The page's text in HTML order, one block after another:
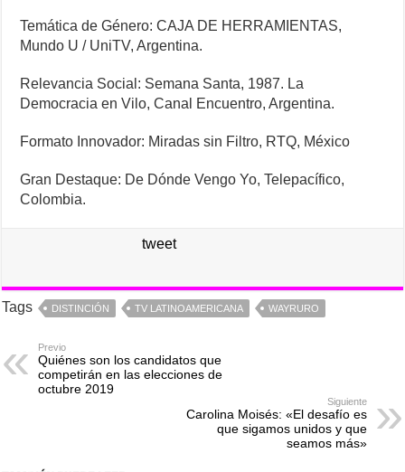
Temática de Género: CAJA DE HERRAMIENTAS,
Mundo U / UniTV, Argentina.
Relevancia Social: Semana Santa, 1987. La
Democracia en Vilo, Canal Encuentro, Argentina.
Formato Innovador: Miradas sin Filtro, RTQ, México
Gran Destaque: De Dónde Vengo Yo, Telepacífico,
Colombia.
tweet
Tags DISTINCIÓN TV LATINOAMERICANA WAYRURO
Previo
Quiénes son los candidatos que
competirán en las elecciones de
octubre 2019
Siguiente
Carolina Moisés: «El desafío es
que sigamos unidos y que
seamos más»